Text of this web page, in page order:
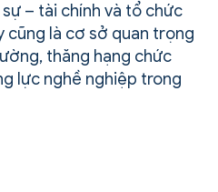
– tài chính và tổ chức
cũng là cơ sở quan trọng
thăng hạng chức
lực nghề nghiệp trong